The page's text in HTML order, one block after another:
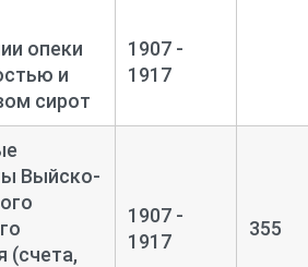
опеки
и
сирот
1907 -
1917
Выйско-
(счета,
1907 -
1917
355